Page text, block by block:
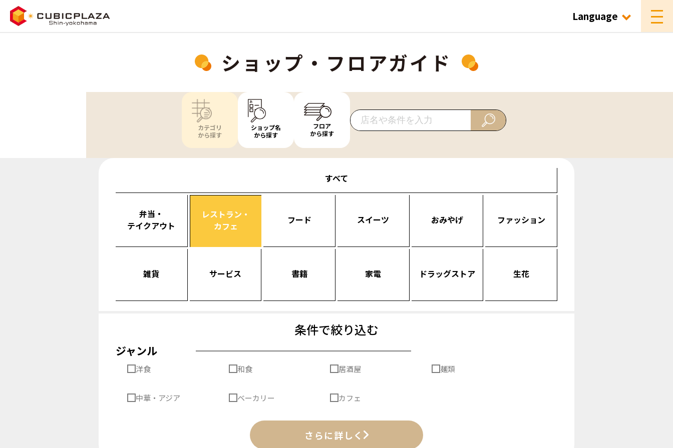
Language
ショップ・フロアガイド
カテゴリ
から探す
ショップ名
から探す
フロア
から探す
すべて
弁当・
テイクアウト
レストラン・
カフェ
フード スイーツ おみやげ ファッション
雑貨 サービス 書籍 家電 ドラッグストア 生花
条件で絞り込む
ジャンル
洋食 和食 居酒屋 麺類
中華・アジア ベーカリー カフェ
さらに詳しく